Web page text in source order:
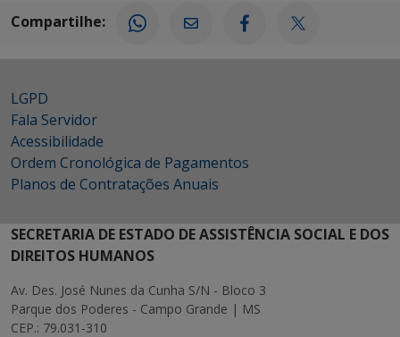
Compartilhe:
LGPD
Fala Servidor
Acessibilidade
Ordem Cronológica de Pagamentos
Planos de Contratações Anuais
SECRETARIA DE ESTADO DE ASSISTÊNCIA SOCIAL E DOS
DIREITOS HUMANOS
Av. Des. José Nunes da Cunha S/N - Bloco 3
Parque dos Poderes - Campo Grande | MS
CEP.: 79.031-310